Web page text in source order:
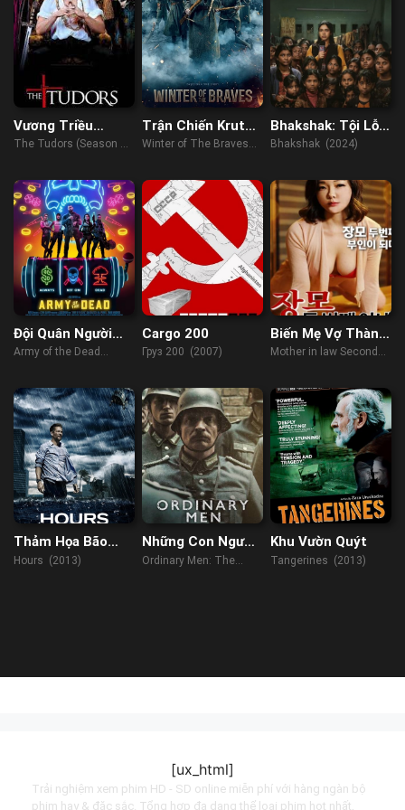
Vương Triều
Tudors (Phần 1)
The Tudors (Season 1)
Trận Chiến Kruty
1918
Winter of The Braves
Bhakshak: Tội Lỗi
Làm Ngơ
Bhakshak (2024)
Đội Quân Người
Chết
Army of the Dead
Cargo 200
Груз 200 (2007)
Biến Mẹ Vợ Thành
Vợ Hai
Mother in law Second
Thảm Họa Bão
Katrina
Hours (2013)
Những Con Người
Bình Thường
Ordinary Men: The
Khu Vườn Quýt
Tangerines (2013)